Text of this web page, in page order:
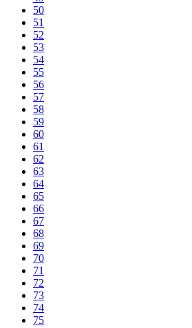
50
51
52
53
54
55
56
57
58
59
60
61
62
63
64
65
66
67
68
69
70
71
72
73
74
75